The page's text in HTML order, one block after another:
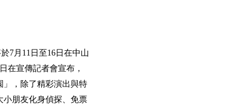
7月11日至16日在中山
在宣傳記者會宣布，
」，除了精彩演出與特
小朋友化身偵探、免票